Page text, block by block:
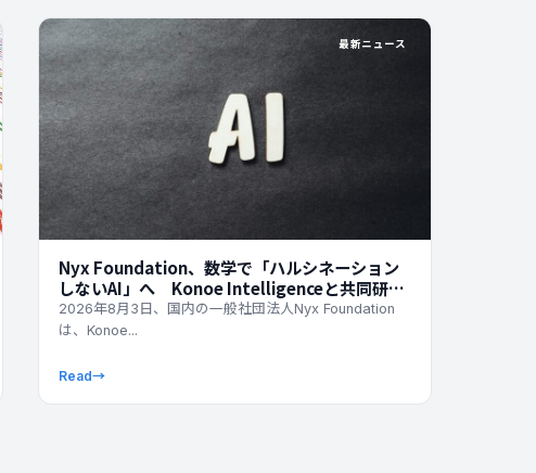
最新ニュース
Nyx Foundation、数学で「ハルシネーション
しないAI」へ Konoe Intelligenceと共同研究
を開始
2026年8月3日、国内の一般社団法人Nyx Foundation
は、Konoe...
Read→